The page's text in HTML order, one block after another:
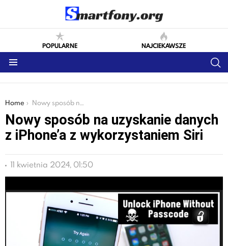
POPULARNE NAJCIEKAWSZE
You are here:
Home Nowy sposób na uzyskanie danych z iPhone’a z wykorzystaniem Siri
Nowy sposób na uzyskanie danych
z iPhone’a z wykorzystaniem Siri
11 kwietnia 2024, 01:50